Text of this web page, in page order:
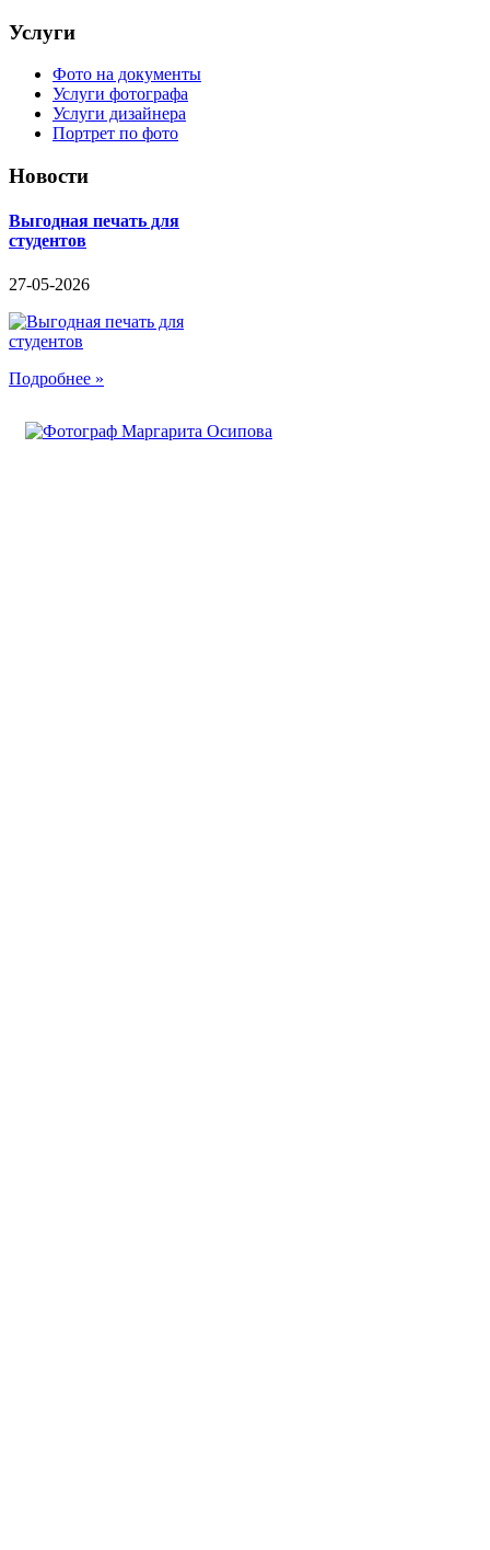
Услуги
Фото на документы
Услуги фотографа
Услуги дизайнера
Портрет по фото
Новости
Выгодная печать для
студентов
27-05-2026
Подробнее »